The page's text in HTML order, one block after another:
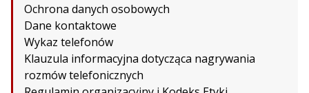
Ochrona danych osobowych
Dane kontaktowe
Wykaz telefonów
Klauzula informacyjna dotycząca nagrywania
rozmów telefonicznych